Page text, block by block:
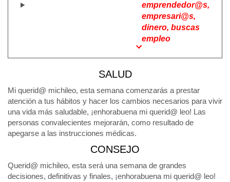
emprendedor@s,
empresari@s,
dinero, buscas
empleo
SALUD
Mi querid@ michileo, esta semana comenzarás a prestar
atención a tus hábitos y hacer los cambios necesarios para vivir
una vida más saludable, ¡enhorabuena mi querid@ leo! Las
personas convalecientes mejorarán, como resultado de
apegarse a las instrucciones médicas.
CONSEJO
Querid@ michileo, esta será una semana de grandes
decisiones, definitivas y finales, ¡enhorabuena mi querid@ leo!